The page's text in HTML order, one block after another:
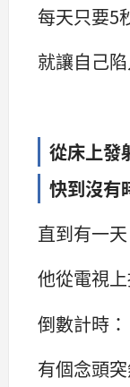
每天只要5
就讓自己
從床上發
快到沒有
直到有一天
他從電視
倒數計時
有個念頭